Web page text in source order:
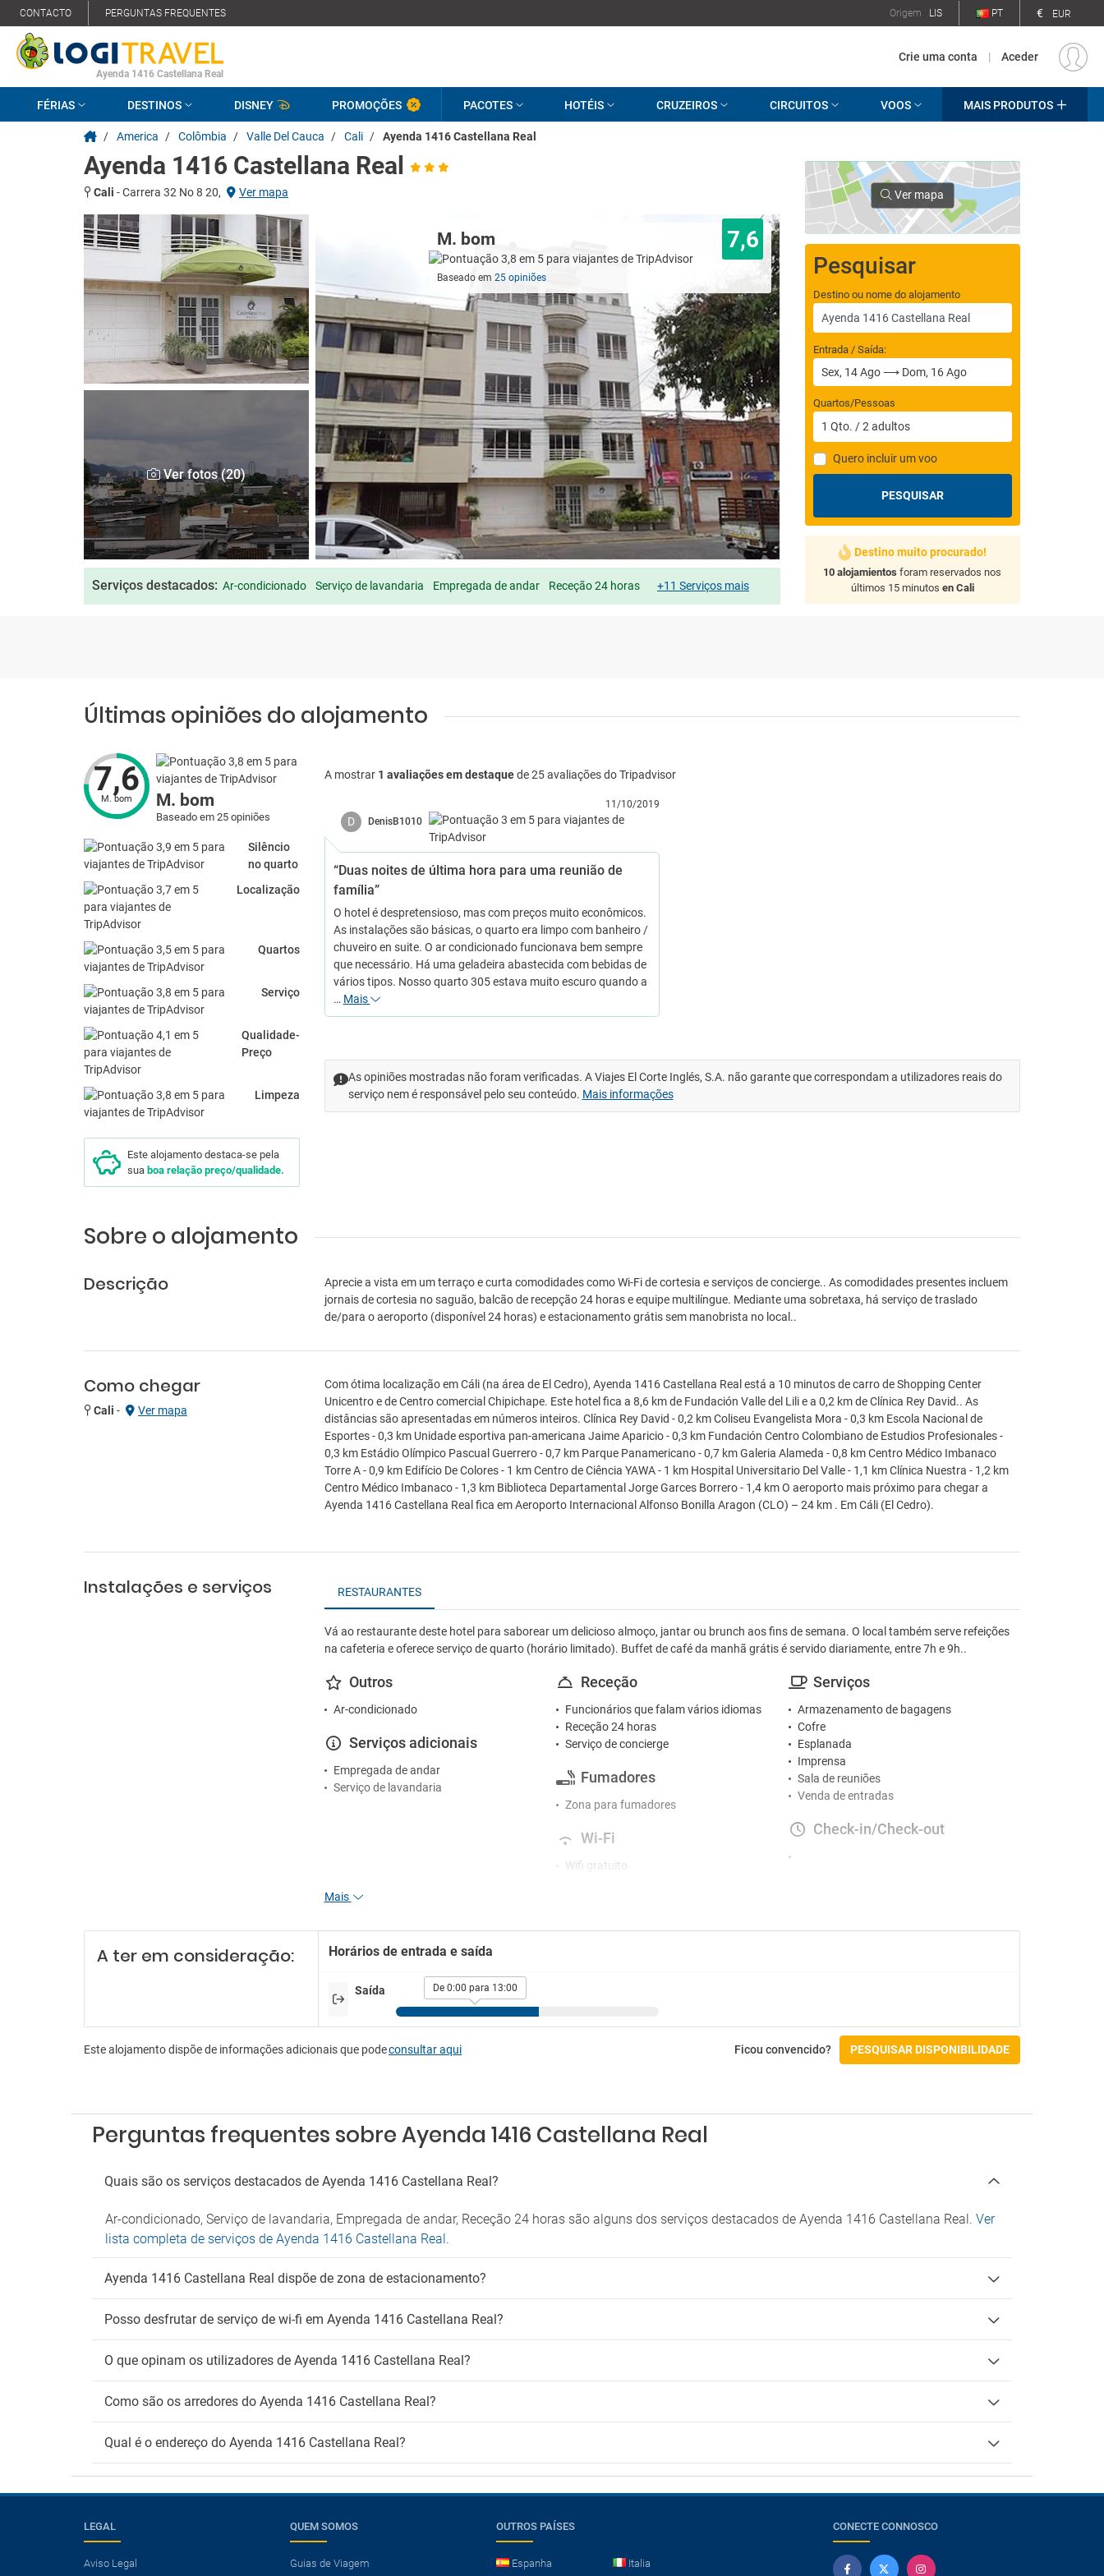
CONTACTO PERGUNTAS FREQUENTES Origem LIS PT € EUR
Ayenda 1416 Castellana Real
Crie uma conta | Aceder
FÉRIAS DESTINOS DISNEY PROMOÇÕES PACOTES HOTÉIS CRUZEIROS CIRCUITOS VOOS MAIS PRODUTOS
/ America / Colômbia / Valle Del Cauca / Cali / Ayenda 1416 Castellana Real
Ayenda 1416 Castellana Real
Cali -Carrera 32 No 8 20, Ver mapa
Ver fotos (20)
M. bom 7,6
Baseado em25 opiniões
Serviços destacados: Ar-condicionado Serviço de lavandaria Empregada de andar Receção 24 horas +11 Serviços mais
Ver mapa
Pesquisar
Destino ou nome do alojamento
Entrada / Saída:
Quartos/Pessoas
1 Qto. /2 adultos
Quero incluir um voo
PESQUISAR
Destino muito procurado!
10 alojamientos foram reservados nos
últimos 15 minutos en Cali
Últimas opiniões do alojamento
7,6
M. bom M. bom
Baseado em 25 opiniões
Silêncio
no quarto
Localização
Quartos
Serviço
Qualidade-
Preço
Limpeza
Este alojamento destaca-se pela
sua boa relação preço/qualidade.
A mostrar 1 avaliações em destaquede 25 avaliações do Tripadvisor
D DenisB1010
11/10/2019
“Duas noites de última hora para uma reunião de
família”
O hotel é despretensioso, mas com preços muito econômicos.
As instalações são básicas, o quarto era limpo com banheiro /
chuveiro en suite. O ar condicionado funcionava bem sempre
que necessário. Há uma geladeira abastecida com bebidas de
vários tipos. Nosso quarto 305 estava muito escuro quando a
… Mais
As opiniões mostradas não foram verificadas. A Viajes El Corte Inglés, S.A. não garante que correspondam a utilizadores reais do
serviço nem é responsável pelo seu conteúdo. Mais informações
Sobre o alojamento
Descrição
Aprecie a vista em um terraço e curta comodidades como Wi-Fi de cortesia e serviços de concierge.. As comodidades presentes incluem
jornais de cortesia no saguão, balcão de recepção 24 horas e equipe multilíngue. Mediante uma sobretaxa, há serviço de traslado
de/para o aeroporto (disponível 24 horas) e estacionamento grátis sem manobrista no local..
Como chegar
Cali - Ver mapa
Com ótima localização em Cáli (na área de El Cedro), Ayenda 1416 Castellana Real está a 10 minutos de carro de Shopping Center
Unicentro e de Centro comercial Chipichape. Este hotel fica a 8,6 km de Fundación Valle del Lili e a 0,2 km de Clínica Rey David.. As
distâncias são apresentadas em números inteiros. Clínica Rey David - 0,2 km Coliseu Evangelista Mora - 0,3 km Escola Nacional de
Esportes - 0,3 km Unidade esportiva pan-americana Jaime Aparicio - 0,3 km Fundación Centro Colombiano de Estudios Profesionales -
0,3 km Estádio Olímpico Pascual Guerrero - 0,7 km Parque Panamericano - 0,7 km Galeria Alameda - 0,8 km Centro Médico Imbanaco
Torre A - 0,9 km Edifício De Colores - 1 km Centro de Ciência YAWA - 1 km Hospital Universitario Del Valle - 1,1 km Clínica Nuestra - 1,2 km
Centro Médico Imbanaco - 1,3 km Biblioteca Departamental Jorge Garces Borrero - 1,4 km O aeroporto mais próximo para chegar a
Ayenda 1416 Castellana Real fica em Aeroporto Internacional Alfonso Bonilla Aragon (CLO) – 24 km . Em Cáli (El Cedro).
Instalações e serviços RESTAURANTES
Vá ao restaurante deste hotel para saborear um delicioso almoço, jantar ou brunch aos fins de semana. O local também serve refeições
na cafeteria e oferece serviço de quarto (horário limitado). Buffet de café da manhã grátis é servido diariamente, entre 7h e 9h..
Outros
Ar-condicionado
Serviços adicionais
Empregada de andar
Serviço de lavandaria
Receção
Funcionários que falam vários idiomas
Receção 24 horas
Serviço de concierge
Fumadores
Zona para fumadores
Wi-Fi
Wifi gratuito
Serviços
Armazenamento de bagagens
Cofre
Esplanada
Imprensa
Sala de reuniões
Venda de entradas
Check-in/Check-out
Mais
A ter em consideração: Horários de entrada e saída
Saída De 0:00 para 13:00
Este alojamento dispõe de informações adicionais que podeconsultar aqui Ficou convencido? PESQUISAR DISPONIBILIDADE
Perguntas frequentes sobre Ayenda 1416 Castellana Real
Quais são os serviços destacados de Ayenda 1416 Castellana Real?
Ar-condicionado, Serviço de lavandaria, Empregada de andar, Receção 24 horas são alguns dos serviços destacados de Ayenda 1416 Castellana Real. Ver
lista completa de serviços de Ayenda 1416 Castellana Real.
Ayenda 1416 Castellana Real dispõe de zona de estacionamento?
Posso desfrutar de serviço de wi-fi em Ayenda 1416 Castellana Real?
O que opinam os utilizadores de Ayenda 1416 Castellana Real?
Como são os arredores do Ayenda 1416 Castellana Real?
Qual é o endereço do Ayenda 1416 Castellana Real?
LEGAL
Aviso Legal
QUEM SOMOS
Guias de Viagem
OUTROS PAÍSES
Espanha Italia
CONECTE CONNOSCO